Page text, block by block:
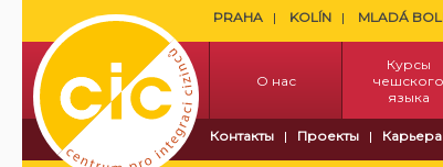
PRAHA KOLÍN MLADÁ
О нас
Курсы
чешского
языка
Контакты Проекты Карьера